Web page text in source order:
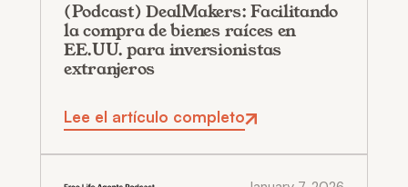
(Podcast) DealMakers: Facilitando
la compra de bienes raíces en
EE.UU. para inversionistas
extranjeros
Lee el artículo completo